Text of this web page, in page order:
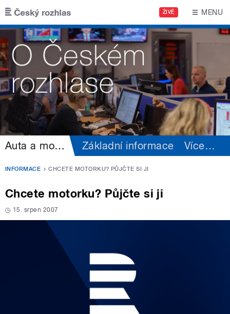
Přejít k hlavnímu obsahu
ŽIVĚ MENU
Auta a motorismus Základní informace Více…
INFORMACE CHCETE MOTORKU? PŮJČTE SI JI
Chcete motorku? Půjčte si ji
15. srpen 2007